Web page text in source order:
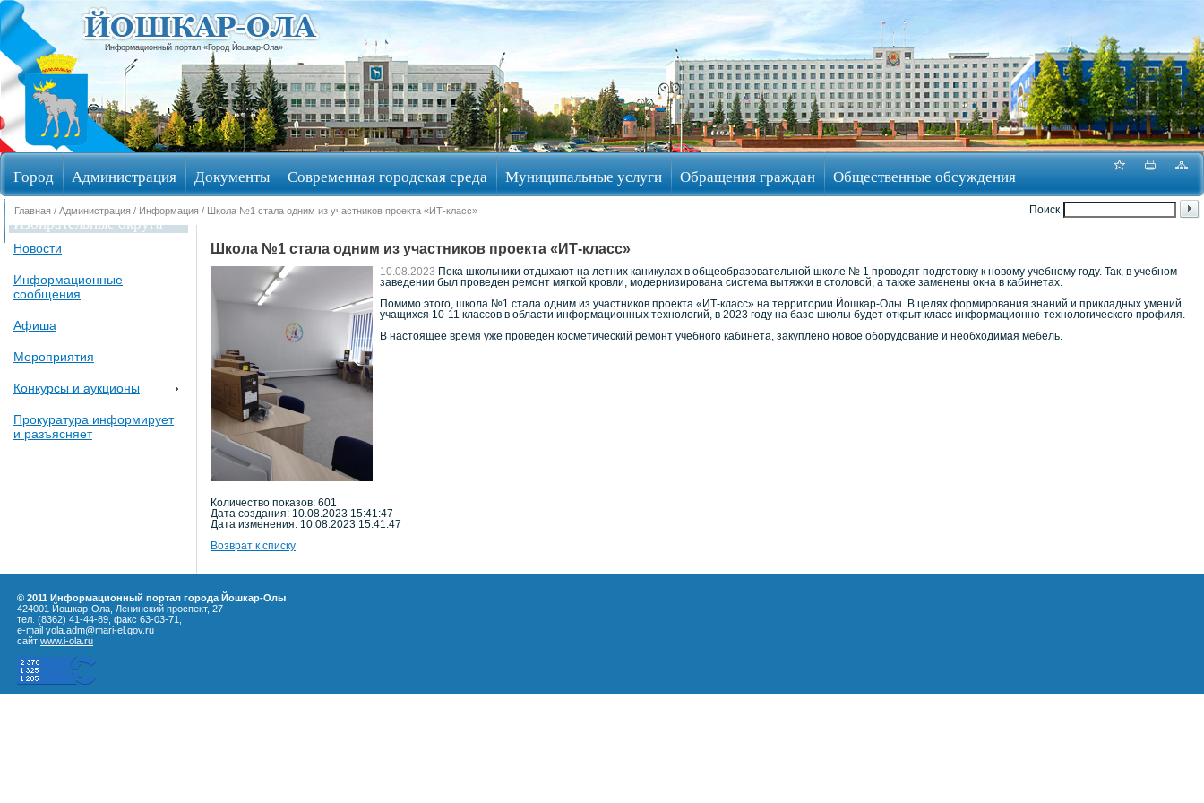
Информационный портал «Город Йошкар-Ола»
Город Администрация Документы Современная городская среда Муниципальные услуги Обращения граждан Общественные обсуждения
Избирательные округа
Поиск
Главная / Администрация / Информация / Школа №1 стала одним из участников проекта «ИТ-класс»
Новости
Информационные
сообщения
Афиша
Мероприятия
Конкурсы и аукционы
Прокуратура информирует
и разъясняет
Школа №1 стала одним из участников проекта «ИТ-класс»
10.08.2023 Пока школьники отдыхают на летних каникулах в общеобразовательной школе № 1 проводят подготовку к новому учебному году. Так, в учебном
заведении был проведен ремонт мягкой кровли, модернизирована система вытяжки в столовой, а также заменены окна в кабинетах.
Помимо этого, школа №1 стала одним из участников проекта «ИТ-класс» на территории Йошкар-Олы. В целях формирования знаний и прикладных умений
учащихся 10-11 классов в области информационных технологий, в 2023 году на базе школы будет открыт класс информационно-технологического профиля.
В настоящее время уже проведен косметический ремонт учебного кабинета, закуплено новое оборудование и необходимая мебель.
Количество показов: 601
Дата создания: 10.08.2023 15:41:47
Дата изменения: 10.08.2023 15:41:47
Возврат к списку
© 2011 Информационный портал города Йошкар-Олы
424001 Йошкар-Ола, Ленинский проспект, 27
тел. (8362) 41-44-89, факс 63-03-71,
e-mail yola.adm@mari-el.gov.ru
сайт www.i-ola.ru